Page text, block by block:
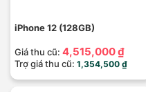
iPhone 12 (128GB)
Giá thu cũ: 4,515,000 ₫
Trợ giá thu cũ: 1,354,500 ₫